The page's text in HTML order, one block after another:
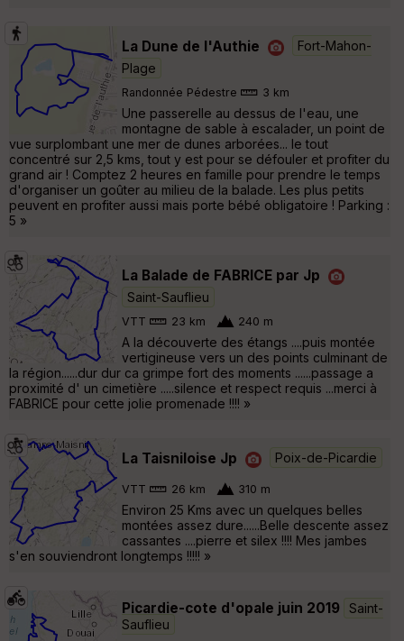
La Dune de l'Authie
Fort-Mahon-
Plage
Randonnée Pédestre 3 km
Une passerelle au dessus de l'eau, une
montagne de sable à escalader, un point de
vue surplombant une mer de dunes arborées... le tout
concentré sur 2,5 kms, tout y est pour se défouler et profiter du
grand air ! Comptez 2 heures en famille pour prendre le temps
d'organiser un goûter au milieu de la balade. Les plus petits
peuvent en profiter aussi mais porte bébé obligatoire ! Parking :
5 »
La Balade de FABRICE par Jp
Saint-Sauflieu
VTT 23 km 240 m
A la découverte des étangs ....puis montée
vertigineuse vers un des points culminant de
la région......dur dur ca grimpe fort des moments ......passage a
proximité d' un cimetière .....silence et respect requis ...merci à
FABRICE pour cette jolie promenade !!!! »
La Taisniloise Jp Poix-de-Picardie
VTT 26 km 310 m
Environ 25 Kms avec un quelques belles
montées assez dure......Belle descente assez
cassantes ....pierre et silex !!!! Mes jambes
s'en souviendront longtemps !!!!! »
Picardie-cote d'opale juin 2019
Saint-
Sauflieu